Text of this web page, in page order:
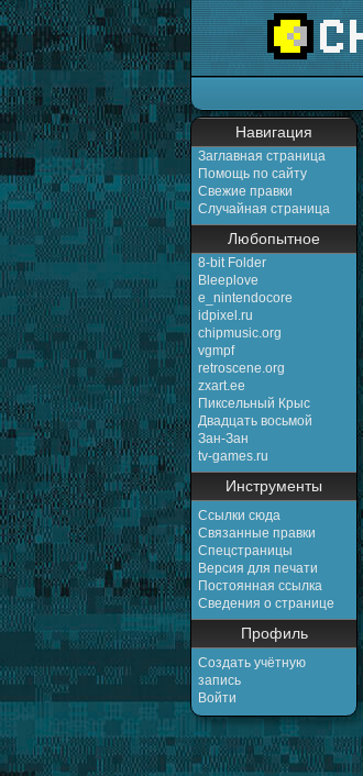
Навигация
Заглавная страница
Помощь по сайту
Свежие правки
Случайная страница
Любопытное
8-bit Folder
Bleeplove
e_nintendocore
idpixel.ru
chipmusic.org
vgmpf
retroscene.org
zxart.ee
Пиксельный Крыс
Двадцать восьмой
Зан-Зан
tv-games.ru
Инструменты
Ссылки сюда
Связанные правки
Спецстраницы
Версия для печати
Постоянная ссылка
Сведения о странице
Профиль
Создать учётную
запись
Войти